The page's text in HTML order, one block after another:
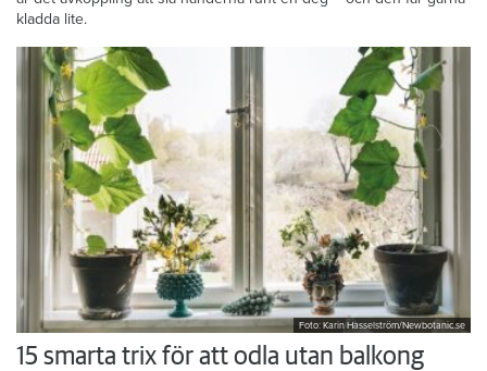
kladda lite.
Foto: Karin Hasselström/Newbotanic.se
15 smarta trix för att odla utan balkong